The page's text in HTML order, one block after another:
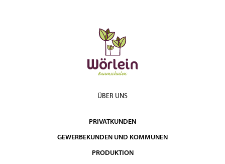
ÜBER UNS
PRIVATKUNDEN
GEWERBEKUNDEN UND KOMMUNEN
PRODUKTION